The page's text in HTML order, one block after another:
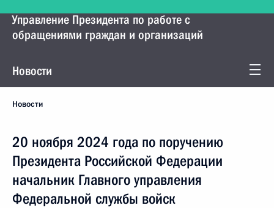
Управление Президента по работе с
обращениями граждан и организаций
Новости
Новости
20 ноября 2024 года по поручению
Президента Российской Федерации
начальник Главного управления
Федеральной службы войск